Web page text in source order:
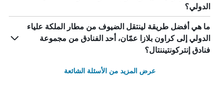
الدولي؟
ما هي أفضل طريقة لينتقل الضيوف من مطار الملكة علياء
الدولي إلى كراون بلازا عمّان، أحد الفنادق من مجموعة
فنادق إنتركونتيننتال؟
عرض المزيد من الأسئلة الشائعة